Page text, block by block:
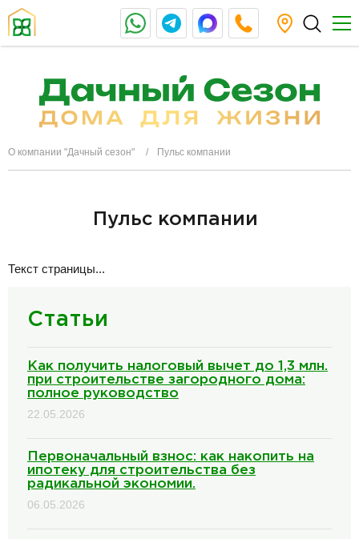
О компании "Дачный сезон" Пульс компании
Пульс компании
Текст страницы...
Статьи
Как получить налоговый вычет до 1,3 млн.
при строительстве загородного дома:
полное руководство
22.05.2026
Первоначальный взнос: как накопить на
ипотеку для строительства без
радикальной экономии.
06.05.2026